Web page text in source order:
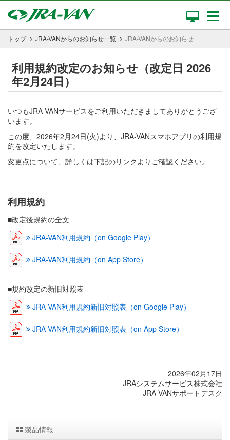
トップ JRA-VANからのお知らせ一覧 JRA-VANからのお知らせ
利用規約改定のお知らせ（改定日 2026
年2月24日）
いつもJRA-VANサービスをご利用いただきましてありがとうござ
います。
この度、2026年2月24日(火)より、JRA-VANスマホアプリの利用規
約を改定いたします。
変更点について、詳しくは下記のリンクよりご確認ください。
利用規約
■改定後規約の全文
JRA-VAN利用規約（on Google Play）
JRA-VAN利用規約（on App Store）
■規約改定の新旧対照表
JRA-VAN利用規約新旧対照表（on Google Play）
JRA-VAN利用規約新旧対照表（on App Store）
2026年02月17日
JRAシステムサービス株式会社
JRA-VANサポートデスク
製品情報